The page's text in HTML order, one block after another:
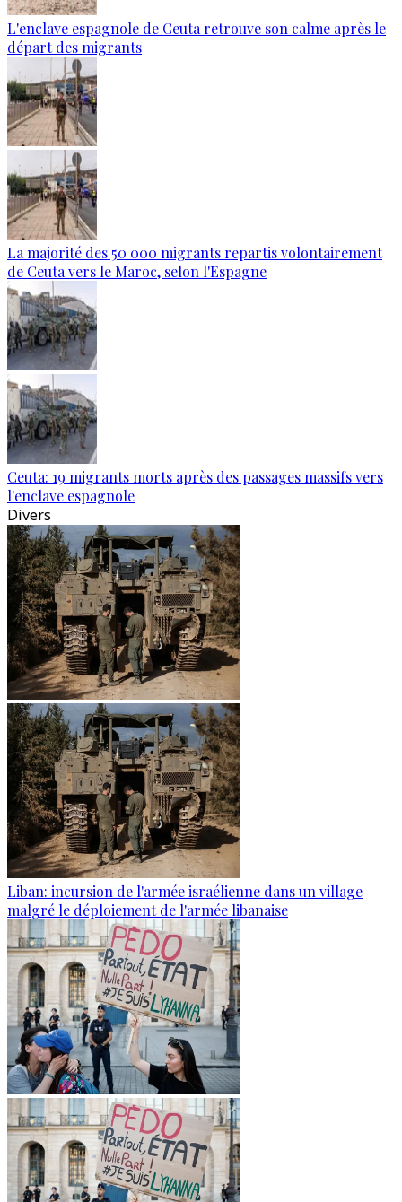
L'enclave espagnole de Ceuta retrouve son calme après le
départ des migrants
La majorité des 50 000 migrants repartis volontairement
de Ceuta vers le Maroc, selon l'Espagne
Ceuta: 19 migrants morts après des passages massifs vers
l'enclave espagnole
Divers
Liban: incursion de l'armée israélienne dans un village
malgré le déploiement de l'armée libanaise